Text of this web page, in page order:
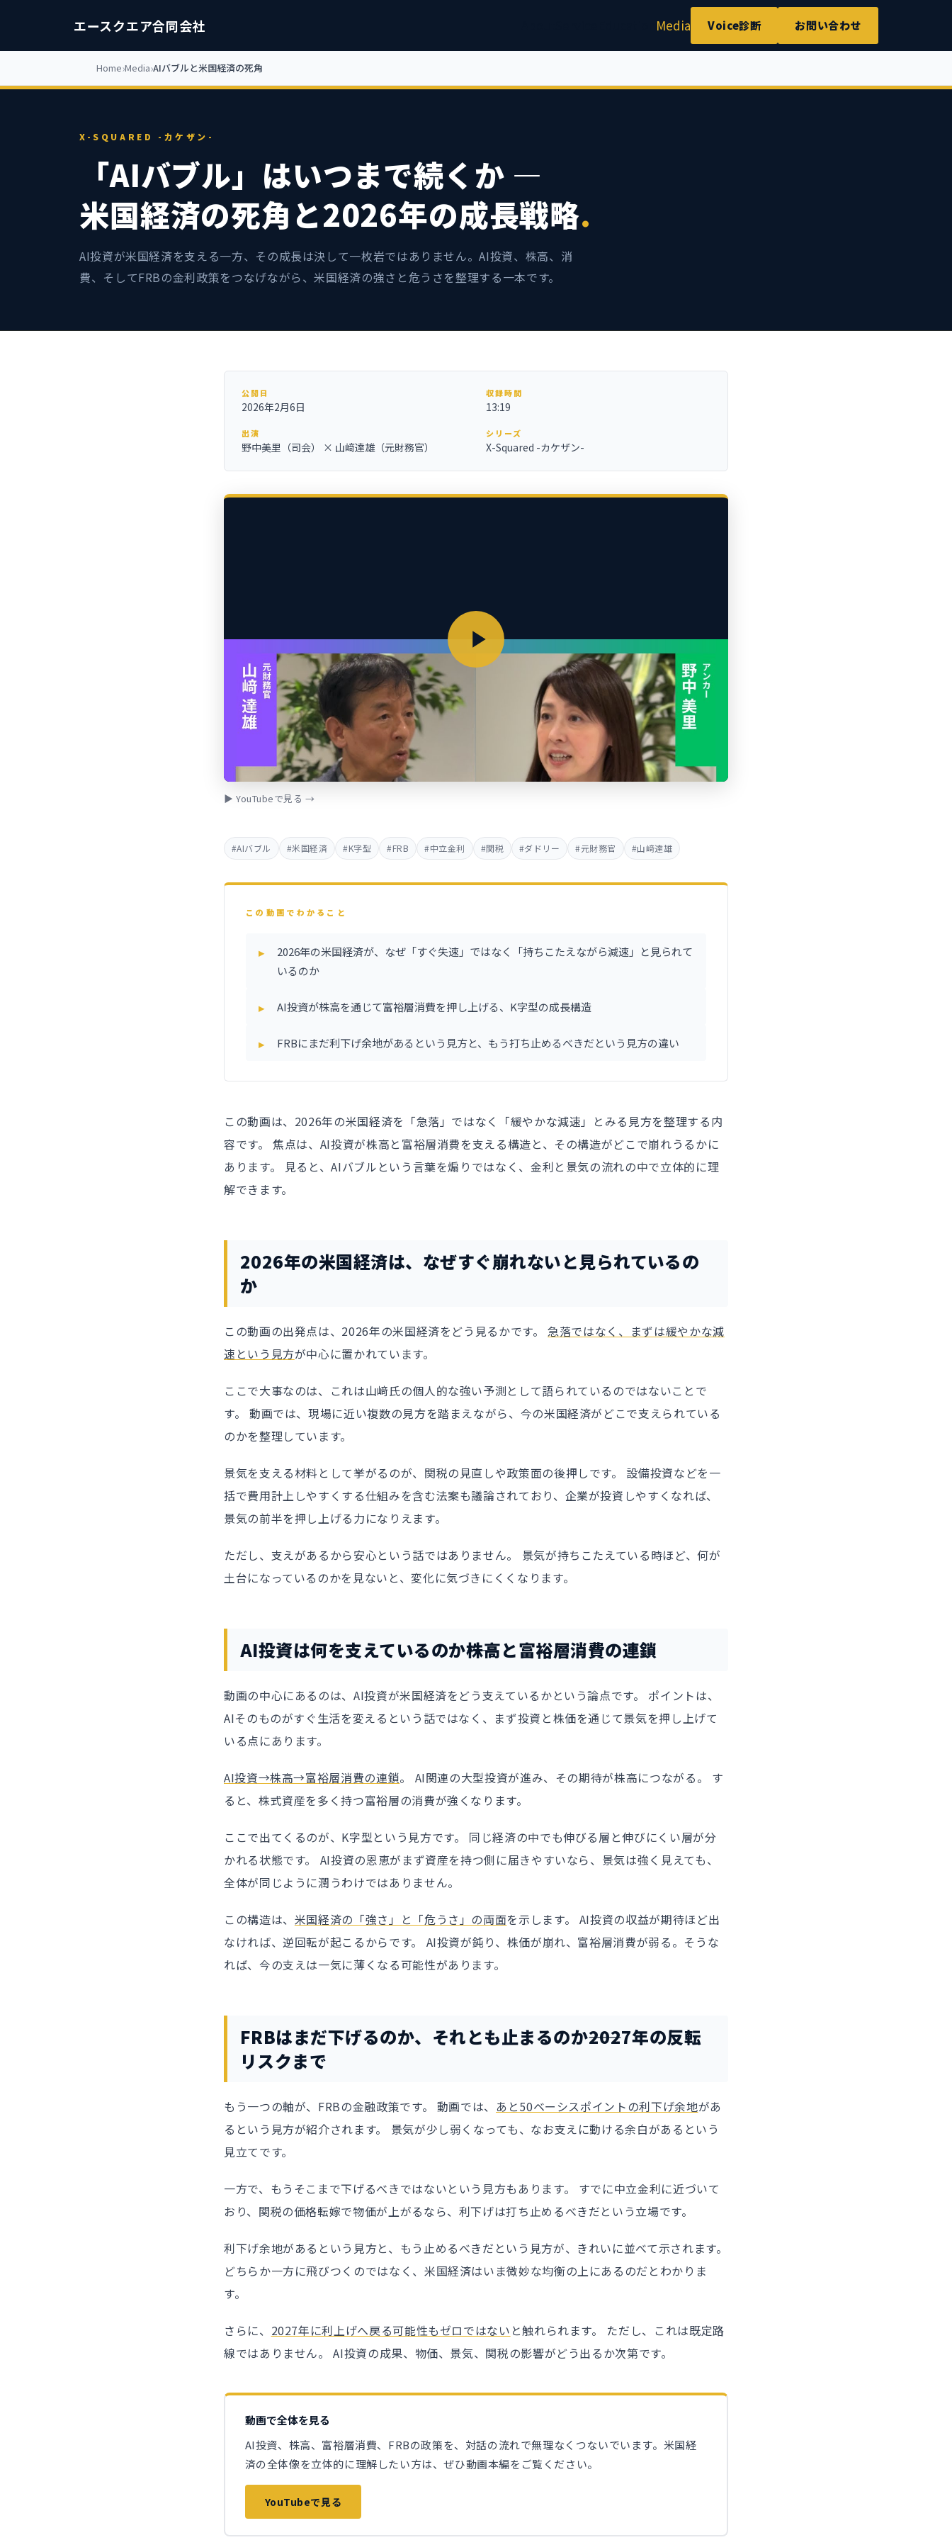
エースクエア合同会社 Media Voice診断 お問い合わせ
Home Media AIバブルと米国経済の死角
X-SQUARED -カケザン-
「AIバブル」はいつまで続くか —
米国経済の死角と2026年の成長戦略.
AI投資が米国経済を支える一方、その成長は決して一枚岩ではありません。AI投資、株高、消
費、そしてFRBの金利政策をつなげながら、米国経済の強さと危うさを整理する一本です。
公開日
2026年2月6日
収録時間
13:19
出演
野中美里（司会） × 山﨑達雄（元財務官）
シリーズ
X-Squared -カケザン-
▶ YouTubeで見る →
#AIバブル #米国経済 #K字型 #FRB #中立金利 #関税 #ダドリー #元財務官 #山﨑達雄
この動画でわかること
2026年の米国経済が、なぜ「すぐ失速」ではなく「持ちこたえながら減速」と見られて
いるのか
AI投資が株高を通じて富裕層消費を押し上げる、K字型の成長構造
FRBにまだ利下げ余地があるという見方と、もう打ち止めるべきだという見方の違い
この動画は、2026年の米国経済を「急落」ではなく「緩やかな減速」とみる見方を整理する内
容です。 焦点は、AI投資が株高と富裕層消費を支える構造と、その構造がどこで崩れうるかに
あります。 見ると、AIバブルという言葉を煽りではなく、金利と景気の流れの中で立体的に理
解できます。
2026年の米国経済は、なぜすぐ崩れないと見られているの
か
この動画の出発点は、2026年の米国経済をどう見るかです。急落ではなく、まずは緩やかな減
速という見方が中心に置かれています。
ここで大事なのは、これは山﨑氏の個人的な強い予測として語られているのではないことで
す。 動画では、現場に近い複数の見方を踏まえながら、今の米国経済がどこで支えられている
のかを整理しています。
景気を支える材料として挙がるのが、関税の見直しや政策面の後押しです。 設備投資などを一
括で費用計上しやすくする仕組みを含む法案も議論されており、企業が投資しやすくなれば、
景気の前半を押し上げる力になりえます。
ただし、支えがあるから安心という話ではありません。 景気が持ちこたえている時ほど、何が
土台になっているのかを見ないと、変化に気づきにくくなります。
AI投資は何を支えているのか――株高と富裕層消費の連鎖
動画の中心にあるのは、AI投資が米国経済をどう支えているかという論点です。 ポイントは、
AIそのものがすぐ生活を変えるという話ではなく、まず投資と株価を通じて景気を押し上げて
いる点にあります。
AI投資→株高→富裕層消費の連鎖。 AI関連の大型投資が進み、その期待が株高につながる。 す
ると、株式資産を多く持つ富裕層の消費が強くなります。
ここで出てくるのが、K字型という見方です。 同じ経済の中でも伸びる層と伸びにくい層が分
かれる状態です。 AI投資の恩恵がまず資産を持つ側に届きやすいなら、景気は強く見えても、
全体が同じように潤うわけではありません。
この構造は、 米国経済の「強さ」と「危うさ」の両面を示します。 AI投資の収益が期待ほど出
なければ、逆回転が起こるからです。 AI投資が鈍り、株価が崩れ、富裕層消費が弱る。そうな
れば、今の支えは一気に薄くなる可能性があります。
FRBはまだ下げるのか、それとも止まるのか――2027年の反転
リスクまで
もう一つの軸が、FRBの金融政策です。 動画では、 あと50ベーシスポイントの利下げ余地があ
るという見方が紹介されます。 景気が少し弱くなっても、なお支えに動ける余白があるという
見立てです。
一方で、もうそこまで下げるべきではないという見方もあります。 すでに中立金利に近づいて
おり、関税の価格転嫁で物価が上がるなら、利下げは打ち止めるべきだという立場です。
利下げ余地があるという見方と、もう止めるべきだという見方が、きれいに並べて示されます。
どちらか一方に飛びつくのではなく、米国経済はいま微妙な均衡の上にあるのだとわかりま
す。
さらに、 2027年に利上げへ戻る可能性もゼロではない と触れられます。 ただし、これは既定路
線ではありません。 AI投資の成果、物価、景気、関税の影響がどう出るか次第です。
動画で全体を見る
AI投資、株高、富裕層消費、FRBの政策を、対話の流れで無理なくつないでいます。米国経
済の全体像を立体的に理解したい方は、ぜひ動画本編をご覧ください。
YouTubeで見る